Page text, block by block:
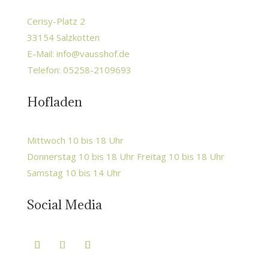
Cerisy-Platz 2
33154 Salzkotten
E-Mail: info@vausshof.de
Telefon: 05258-2109693
Hofladen
Mittwoch 10 bis 18 Uhr
Donnerstag 10 bis 18 Uhr Freitag 10 bis 18 Uhr
Samstag 10 bis 14 Uhr
Social Media